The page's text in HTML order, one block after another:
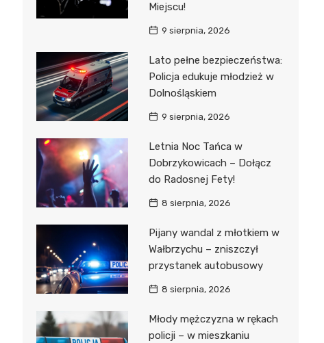
Miejscu!
9 sierpnia, 2026
Lato pełne bezpieczeństwa:
Policja edukuje młodzież w
Dolnośląskiem
9 sierpnia, 2026
Letnia Noc Tańca w
Dobrzykowicach – Dołącz
do Radosnej Fety!
8 sierpnia, 2026
Pijany wandal z młotkiem w
Wałbrzychu – zniszczył
przystanek autobusowy
8 sierpnia, 2026
Młody mężczyzna w rękach
policji – w mieszkaniu